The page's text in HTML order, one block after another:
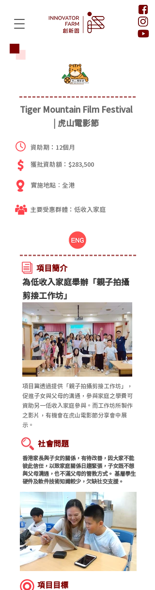
Tiger Mountain Film Festival
| 虎山電影節
資助期：12個月
獲批資助額：$283,500
實施地點︰全港
主要受惠群體：低收入家庭
項目簡介
為低收入家庭舉辦「親子拍攝
剪接工作坊」
項目冀透過提供「親子拍攝剪接工作坊」，
促進子女與父母的溝通，參與家庭之學費可
資助另一低收入家庭參與。而工作坊所製作
之影片，有機會在虎山電影節分享會中展
示。
社會問題
香港家長與子女的關係，有待改善，因大家不能
彼此信任，以致家庭關係日趨緊張，子女既不想
與父母溝通，也不滿父母的管教方式。 基層學生
硬件及軟件技術知識較少，欠缺社交支援。
項目目標